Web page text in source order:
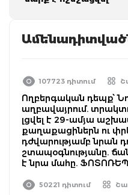
107723 դիտում
Ողբերգական դեպք՝
աղբավայրում.
լցվել է 29-ամյա
քաղաքացիներն ու
դժվարությամբ նրան
շտապօգնությանը.
է նրա մահը.
50221 դիտում